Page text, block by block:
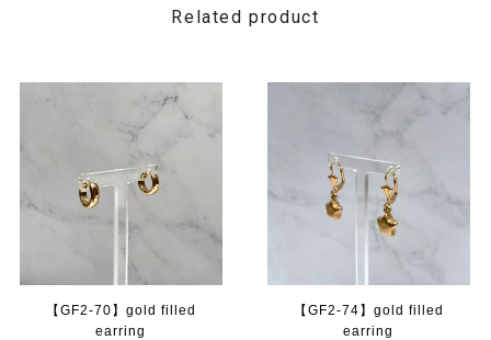
Related product
【GF2-70】gold filled
earring
【GF2-74】gold filled
earring